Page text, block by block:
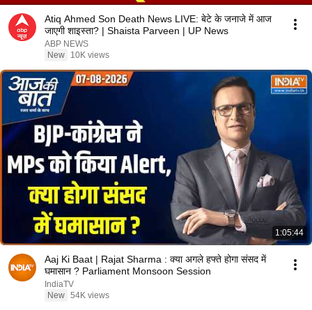
Atiq Ahmed Son Death News LIVE: बेटे के जनाजे में आज
जाएगी शाइस्ता? | Shaista Parveen | UP News
ABP NEWS
New
10K views
1:05:44
Aaj Ki Baat | Rajat Sharma : क्या अगले हफ्ते होगा संसद में
घमासान ? Parliament Monsoon Session
IndiaTV
New 54K views